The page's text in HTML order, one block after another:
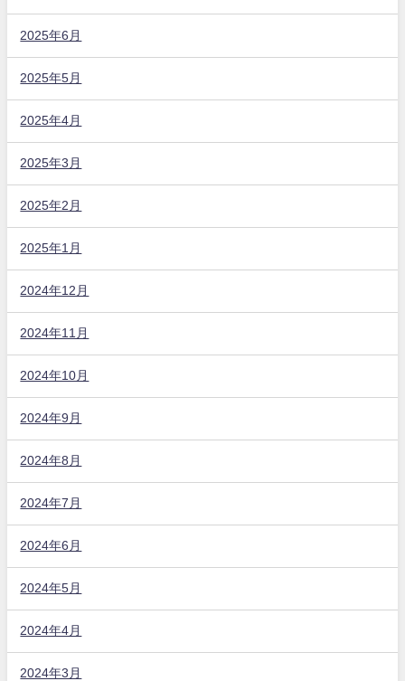
2025年6月
2025年5月
2025年4月
2025年3月
2025年2月
2025年1月
2024年12月
2024年11月
2024年10月
2024年9月
2024年8月
2024年7月
2024年6月
2024年5月
2024年4月
2024年3月